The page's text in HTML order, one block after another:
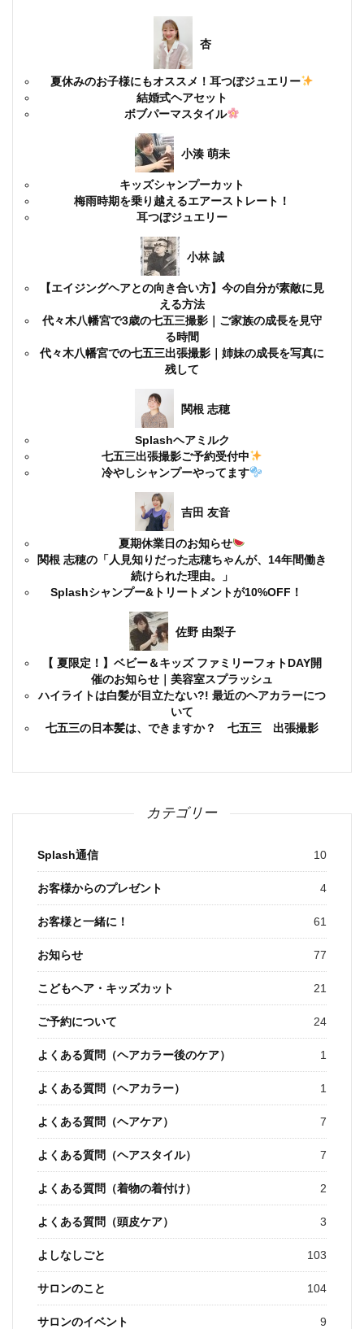
杏
夏休みのお子様にもオススメ！耳つぼジュエリー
結婚式ヘアセット
ボブパーマスタイル
小湊 萌未
キッズシャンプーカット
梅雨時期を乗り越えるエアーストレート！
耳つぼジュエリー
小林 誠
【エイジングヘアとの向き合い方】今の自分が素敵に見
える方法
代々木八幡宮で3歳の七五三撮影｜ご家族の成長を見守
る時間
代々木八幡宮での七五三出張撮影｜姉妹の成長を写真に
残して
関根 志穂
Splashヘアミルク
七五三出張撮影ご予約受付中
冷やしシャンプーやってます
吉田 友音
夏期休業日のお知らせ
関根 志穂の「人見知りだった志穂ちゃんが、14年間働き
続けられた理由。」
Splashシャンプー&トリートメントが10%OFF！
佐野 由梨子
【 夏限定！】ベビー＆キッズ ファミリーフォトDAY開
催のお知らせ｜美容室スプラッシュ
ハイライトは白髪が目立たない?! 最近のヘアカラーにつ
いて
七五三の日本髪は、できますか？ 七五三 出張撮影
カテゴリー
Splash通信 10
お客様からのプレゼント 4
お客様と一緒に！ 61
お知らせ 77
こどもヘア・キッズカット 21
ご予約について 24
よくある質問（ヘアカラー後のケア） 1
よくある質問（ヘアカラー） 1
よくある質問（ヘアケア） 7
よくある質問（ヘアスタイル） 7
よくある質問（着物の着付け） 2
よくある質問（頭皮ケア） 3
よしなしごと 103
サロンのこと 104
サロンのイベント 9